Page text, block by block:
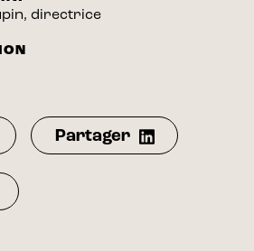
directrice
Partager